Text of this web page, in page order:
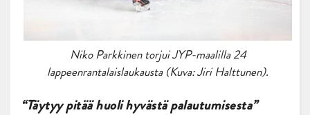
Niko Parkkinen torjui JYP-maalilla 24
lappeenrantalaislaukausta (Kuva: Jiri Halttunen).
“Täytyy pitää huoli hyvästä palautumisesta”